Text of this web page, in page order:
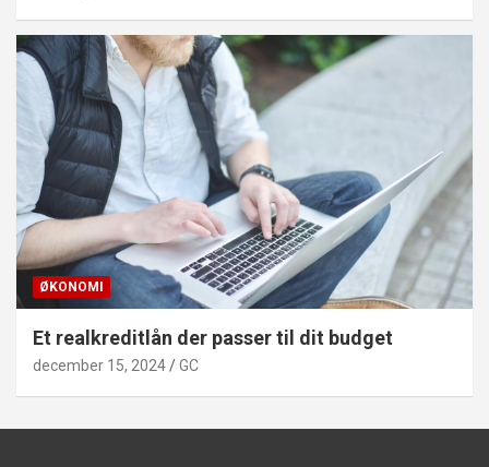
ØKONOMI
Et realkreditlån der passer til dit budget
december 15, 2024 GC